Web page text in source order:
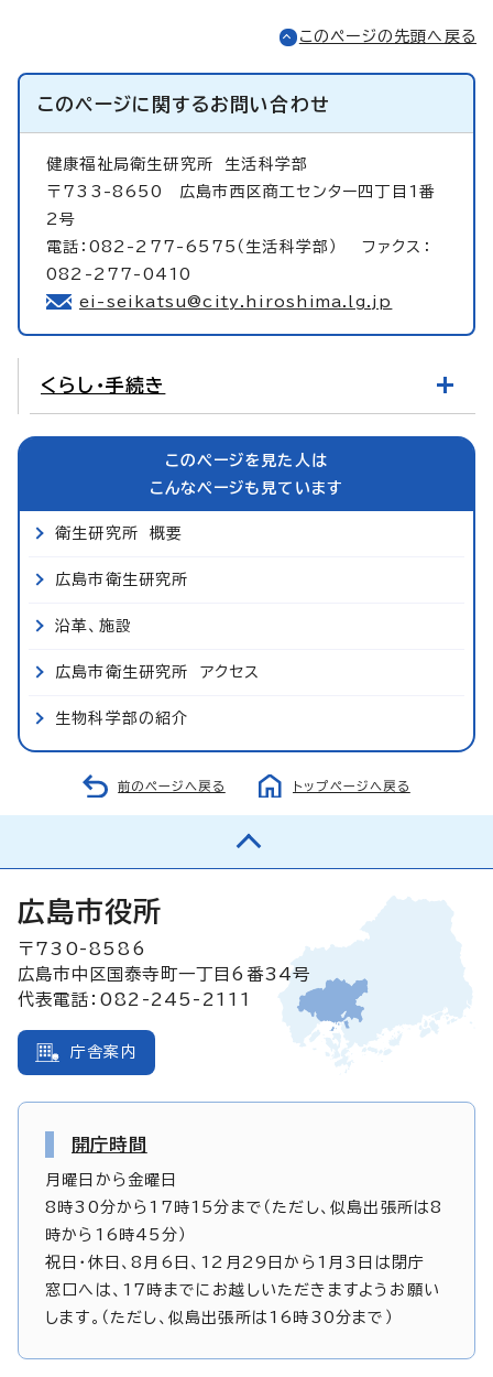
このページの先頭へ戻る
このページに関するお問い合わせ
健康福祉局衛生研究所 生活科学部
〒733-8650 広島市西区商工センター四丁目1番
2号
電話：082-277-6575（生活科学部） ファクス：
082-277-0410
ei-seikatsu@city.hiroshima.lg.jp
くらし・手続き
このページを見た人は
こんなページも見ています
衛生研究所 概要
広島市衛生研究所
沿革、施設
広島市衛生研究所 アクセス
生物科学部の紹介
前のページへ戻る トップページへ戻る
広島市役所
〒730-8586
広島市中区国泰寺町一丁目6番34号
代表電話：082-245-2111
庁舎案内
開庁時間
月曜日から金曜日
8時30分から17時15分まで（ただし、似島出張所は8
時から16時45分）
祝日・休日、8月6日、12月29日から1月3日は閉庁
窓口へは、17時までにお越しいただきますようお願い
します。（ただし、似島出張所は16時30分まで）